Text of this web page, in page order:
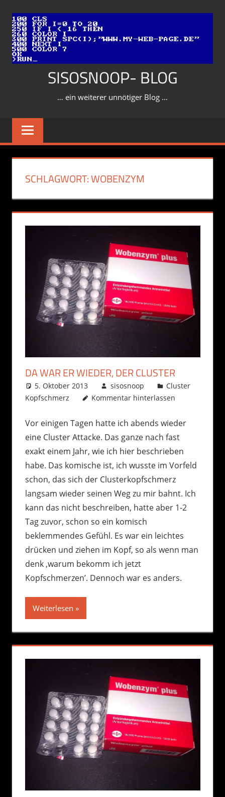
Inhalt
springen
SISOSNOOP- BLOG
… ein weiterer unnötiger Blog …
SCHLAGWORT:WOBENZYM
DA WAR ER WIEDER, DER CLUSTER
5. Oktober 2013 sisosnoop
Cluster
Kopfschmerz
Kommentar hinterlassen
Vor einigen Tagen hatte ich abends wieder
eine Cluster Attacke. Das ganze nach fast
exakt einem Jahr, wie ich hier beschrieben
habe. Das komische ist, ich wusste im Vorfeld
schon, das sich der Clusterkopfschmerz
langsam wieder seinen Weg zu mir bahnt. Ich
kann das nicht beschreiben, hatte aber 1-2
Tag zuvor, schon so ein komisch
beklemmendes Gefühl. Es war ein leichtes
drücken und ziehen im Kopf, so als wenn man
denk ‚warum bekomm ich jetzt
Kopfschmerzen’. Dennoch war es anders.
Weiterlesen